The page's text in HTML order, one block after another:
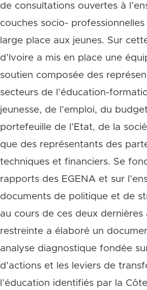
de consultations ouvertes à
couches socio-
large place aux jeunes. Sur
d’Ivoire a mis en place une
soutien composée des
secteurs de l’éducation-
jeunesse, de l’emploi, du
portefeuille de l’Etat, de la
que des représentants des
techniques et financiers. Se
rapports des EGENA et sur
documents de politique et de
au cours de ces deux dernières
restreinte a élaboré un
analyse diagnostique fondée
d’actions et les leviers de
l’éducation identifiés par la